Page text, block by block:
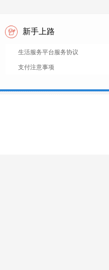
新手上路
生活服务平台服务协议
支付注意事项